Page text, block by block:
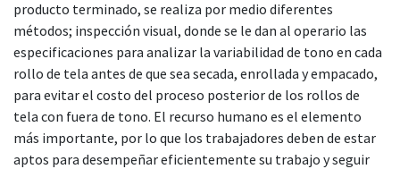
producto terminado, se realiza por medio diferentes
métodos; inspección visual, donde se le dan al operario las
especificaciones para analizar la variabilidad de tono en cada
rollo de tela antes de que sea secada, enrollada y empacado,
para evitar el costo del proceso posterior de los rollos de
tela con fuera de tono. El recurso humano es el elemento
más importante, por lo que los trabajadores deben de estar
aptos para desempeñar eficientemente su trabajo y seguir